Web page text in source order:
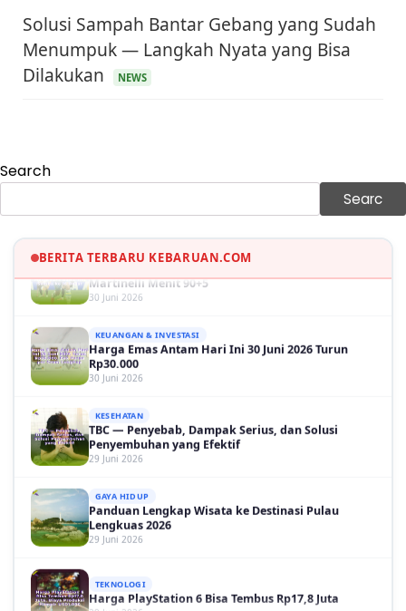
Solusi Sampah Bantar Gebang yang Sudah
Menumpuk — Langkah Nyata yang Bisa
Dilakukan
NEWS
Search
Searc
BERITA TERBARU KEBARUAN.COM
Harga Minyak Dunia Hari Ini Naik, WTI dan Brent
Martinelli Menit 90+5
Rp30.000
30 Juni 2026
Penyembuhan yang Efektif
29 Juni 2026
Lengkuas 2026
29 Juni 2026
Harga PlayStation 6 Bisa Tembus Rp17,8 Juta
29 Juni 2026